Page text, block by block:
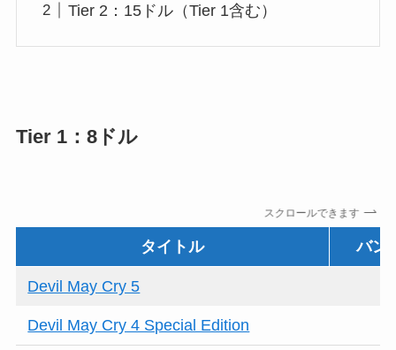
Tier 2：15ドル（Tier 1含む）
Tier 1：8ドル
スクロールできます
タイトル バン
Devil May Cry 5
Devil May Cry 4 Special Edition